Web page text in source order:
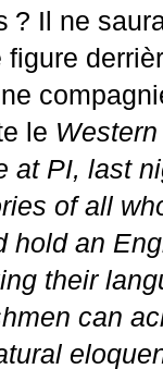
? Il ne
figure
le
at PI, last
of all
hold an
their
can